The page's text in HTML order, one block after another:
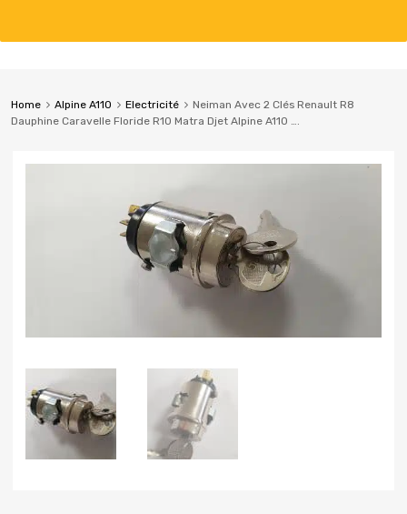
Home Alpine A110 Electricité
Neiman Avec 2 Clés Renault R8
Dauphine Caravelle Floride R10 Matra Djet Alpine A110 ….